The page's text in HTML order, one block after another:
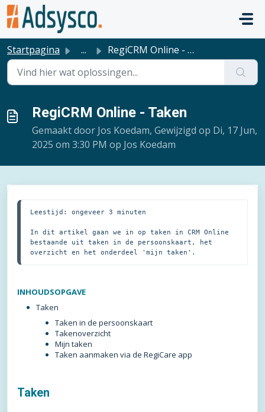
Doorgaan naar hoofdinhoud
Startpagina ... RegiCRM Online - Taken
RegiCRM Online - Taken
Gemaakt door Jos Koedam, Gewijzigd op Di, 17 Jun,
2025 om 3:30 PM op Jos Koedam
Leestijd: ongeveer 3 minuten
In dit artikel gaan we in op taken in CRM Online
bestaande uit taken in de persoonskaart, het
overzicht en het onderdeel 'mijn taken'.
INHOUDSOPGAVE
Taken
Taken in de persoonskaart
Takenoverzicht
Mijn taken
Taken aanmaken via de RegiCare app
Taken